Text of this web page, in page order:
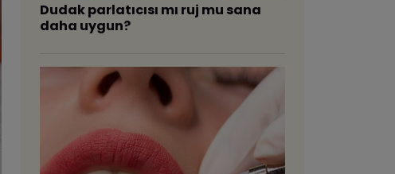
Dudak parlatıcısı mı ruj mu sana
daha uygun?